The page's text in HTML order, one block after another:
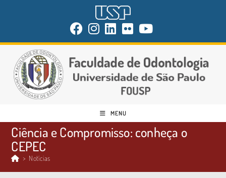
MENU
Ciência e Compromisso: conheça o
CEPEC
> Notícias